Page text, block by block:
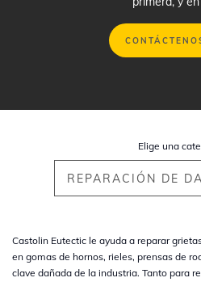
Elige una
REPARACIÓN DE
Castolin Eutectic le ayuda a reparar
en gomas de hornos, rieles, prensas de
clave dañada de la industria. Tanto para